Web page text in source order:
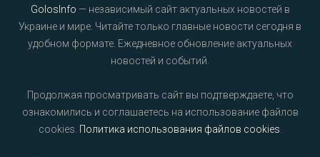
GolosInfo — независимый сайт актуальных новостей в
Украине и мире. Читайте только главные новости сегодня в
удобном формате. Ежедневное обновление актуальных
новостей и событий.
Продолжая просматривать сайт вы подтверждаете, что
ознакомились и соглашаетесь на использование файлов
cookies. Политика использования файлов cookies